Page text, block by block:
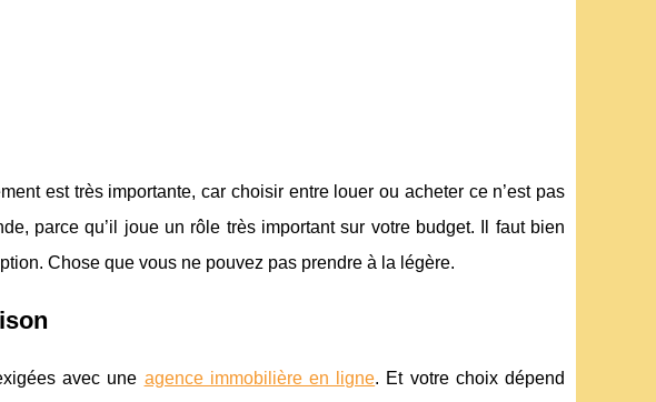
est très importante, car choisir entre louer ou acheter ce n’est pas
parce qu’il joue un rôle très important sur votre budget. Il faut bien
Chose que vous ne pouvez pas prendre à la légère.
avec une agence immobilière en ligne. Et votre choix dépend